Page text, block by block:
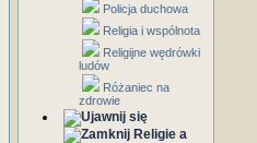
Policja duchowa
Religia i wspólnota
Religijne wędrówki
ludów
Różaniec na
zdrowie
Religie a